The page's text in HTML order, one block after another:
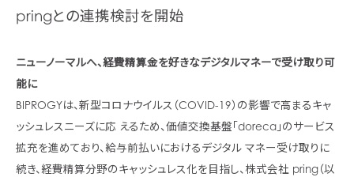
pringとの連携検討を開始
ニューノーマルへ、経費精算金を好きなデジタルマネーで受け取り可
能に
BIPROGYは、新型コロナウイルス（COVID-19）の影響で高まるキャ
ッシュレスニーズに応 えるため、価値交換基盤「doreca」のサービス
拡充を進めており、給与前払いにおけるデジタル マネー受け取りに
続き、経費精算分野のキャッシュレス化を目指し、株式会社 pring（以